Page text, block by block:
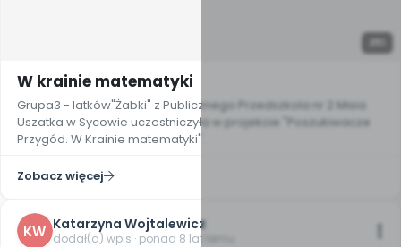
W krainie matematyki
Grupa3 - latków"Żabki" z Publicznego Przedszkola nr 2 Misia
Uszatka w Sycowie uczestniczyła w projekcie "Poszukiwacze
Przygód. W Krainie matematyki".
Zobacz więcej
KW Katarzyna Wojtalewicz
dodał(a) wpis · ponad 8 lat temu